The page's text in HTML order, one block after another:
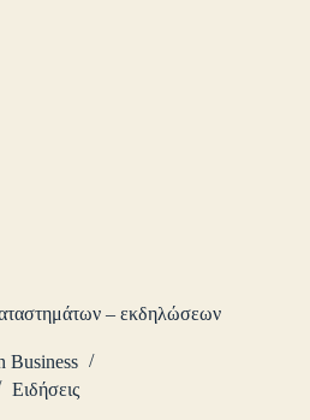
– εκδηλώσεων
Business
Ειδήσεις